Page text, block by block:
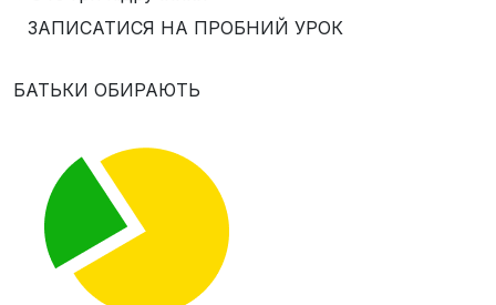
ЗАПИСАТИСЯ НА ПРОБНИЙ УРОК
БАТЬКИ ОБИРАЮТЬ